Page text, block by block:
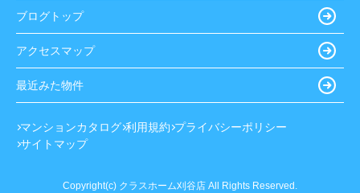
ブログトップ
アクセスマップ
最近みた物件
マンションカタログ 利用規約 プライバシーポリシー
サイトマップ
Copyright(c) クラスホーム刈谷店 All Rights Reserved.